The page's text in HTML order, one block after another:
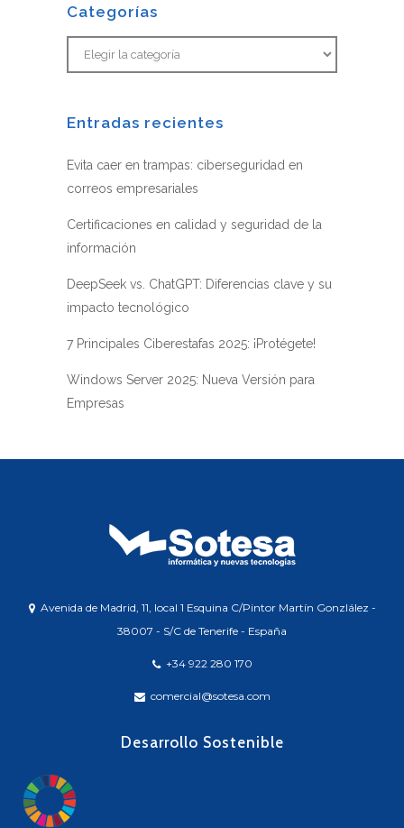
Categorías
Entradas recientes
Evita caer en trampas: ciberseguridad en
correos empresariales
Certificaciones en calidad y seguridad de la
información
DeepSeek vs. ChatGPT: Diferencias clave y su
impacto tecnológico
7 Principales Ciberestafas 2025: ¡Protégete!
Windows Server 2025: Nueva Versión para
Empresas
Avenida de Madrid, 11, local 1 Esquina C/Pintor Martín Gonzlález -
38007 - S/C de Tenerife - España
+34 922 280 170
comercial@sotesa.com
Desarrollo Sostenible